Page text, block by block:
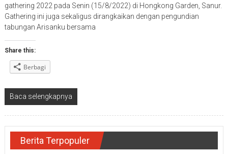
gathering 2022 pada Senin (15/8/2022) di Hongkong Garden, Sanur.
Gathering ini juga sekaligus dirangkaikan dengan pengundian
tabungan Arisanku bersama
Share this:
Berbagi
Baca selengkapnya
Berita Terpopuler